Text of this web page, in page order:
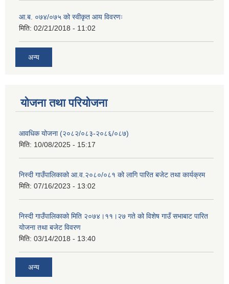
आ.ब. ०७४/०७५ को स्वीकृत आय विवरणः
मिति: 02/21/2018 - 11:02
अन्य
योजना तथा परियोजना
आवधिक योजना (२०८२/०८३-२०८६/०८७)
मिति: 10/08/2025 - 15:17
निस्दी गाउँपालिकाको आ.व.२०८०/०८१ को लागि पारित बजेट तथा कार्यक्रम
मिति: 07/16/2023 - 13:02
निस्दी गाउँपालिकाको मिति २०७४।११।२७ गते को विशेष गाउँ सभाबाट पारित
योजना तथा बजेट विवरण
मिति: 03/14/2018 - 13:40
अन्य